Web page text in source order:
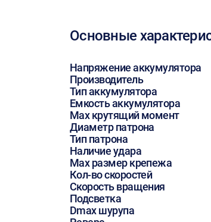
Основные
Напряжение аккумулятора
Производитель
Тип аккумулятора
Емкость аккумулятора
Max крутящий момент
Диаметр патрона
Тип патрона
Наличие удара
Max размер крепежа
Кол-во скоростей
Скорость вращения
Подсветка
Dmax шурупа